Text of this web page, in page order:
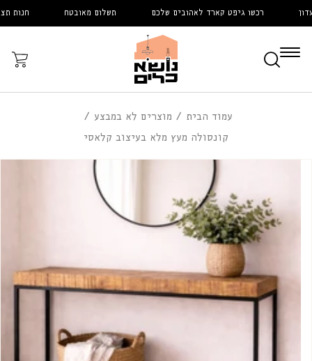
רכשו גיפט קארד לאהובים שלכם תשלום מאובטח חנות
עֲגָלָה
עמוד הבית מוצרים לא במבצע
קונסולה מעץ מלא בעיצוב קלאסי
דלג